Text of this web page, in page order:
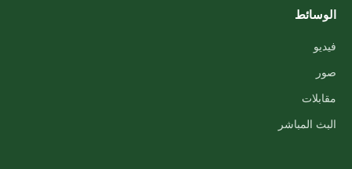
الوسائط
فيديو
صور
مقابلات
البث المباشر